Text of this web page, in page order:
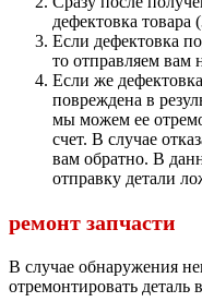
дефектовка товара
Если дефектовка
то отправляем вам
Если же
повреждена в
мы можем ее
счет. В случае
вам обратно. В
отправку детали
ремонт запчасти
В случае обнаружения
отремонтировать